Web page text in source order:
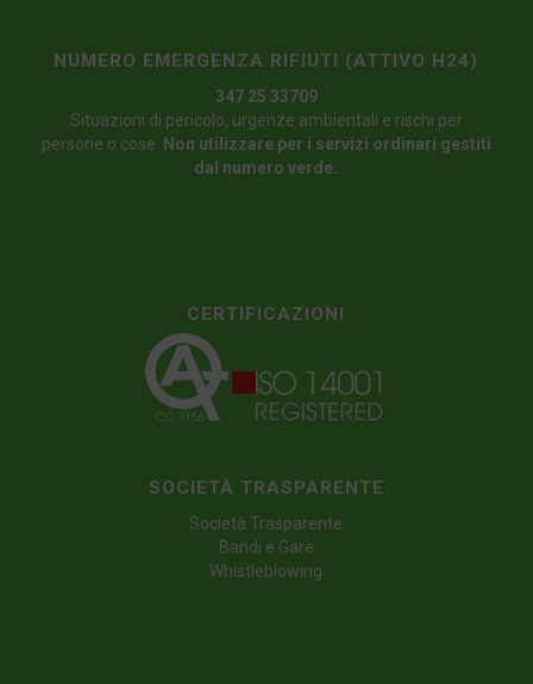
NUMERO EMERGENZA RIFIUTI (ATTIVO H24)
347 25 33709
Situazioni di pericolo, urgenze ambientali e rischi per
persone o cose. Non utilizzare per i servizi ordinari gestiti
dal numero verde.
CERTIFICAZIONI
SOCIETÀ TRASPARENTE
Società Trasparente
Bandi e Gare
Whistleblowing